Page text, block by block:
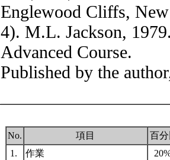
Englewood Cliffs, New
4). M.L. Jackson,
Advanced Course.
Published by the
No. 項目
百
1.
作業